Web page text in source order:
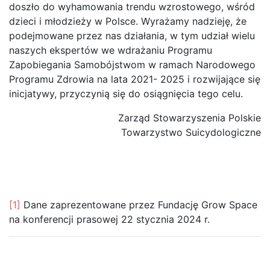
doszło do wyhamowania trendu wzrostowego, wśród
dzieci i młodzieży w Polsce. Wyrażamy nadzieję, że
podejmowane przez nas działania, w tym udział wielu
naszych ekspertów we wdrażaniu Programu
Zapobiegania Samobójstwom w ramach Narodowego
Programu Zdrowia na lata 2021- 2025 i rozwijające się
inicjatywy, przyczynią się do osiągnięcia tego celu.
Zarząd Stowarzyszenia Polskie
Towarzystwo Suicydologiczne
[1] Dane zaprezentowane przez Fundację Grow Space
na konferencji prasowej 22 stycznia 2024 r.